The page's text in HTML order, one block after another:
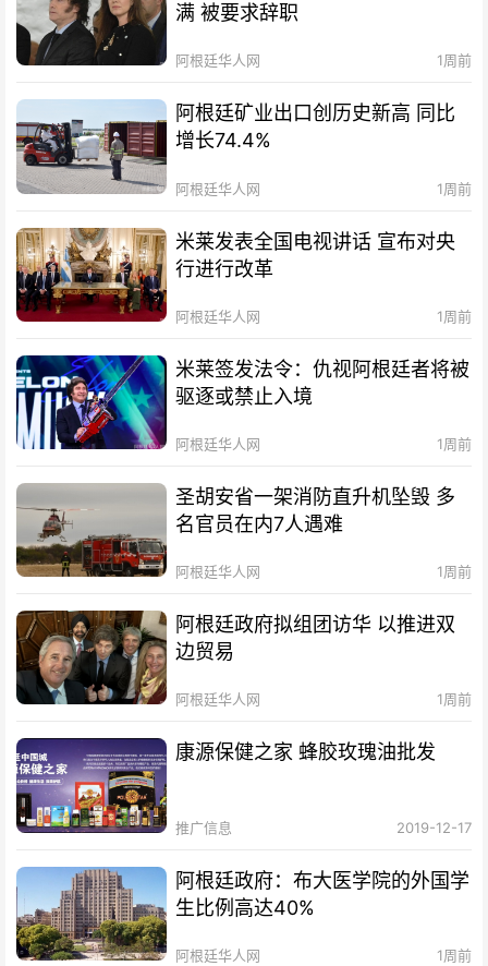
满 被要求辞职
阿根廷华人网 1周前
阿根廷矿业出口创历史新高 同比
增长74.4%
阿根廷华人网 1周前
米莱发表全国电视讲话 宣布对央
行进行改革
阿根廷华人网 1周前
米莱签发法令：仇视阿根廷者将被
驱逐或禁止入境
阿根廷华人网 1周前
圣胡安省一架消防直升机坠毁 多
名官员在内7人遇难
阿根廷华人网 1周前
阿根廷政府拟组团访华 以推进双
边贸易
阿根廷华人网 1周前
康源保健之家 蜂胶玫瑰油批发
推广信息 2019-12-17
阿根廷政府：布大医学院的外国学
生比例高达40%
阿根廷华人网 1周前